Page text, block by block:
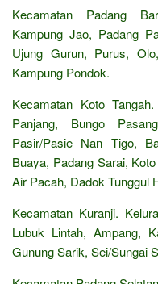
Kecamatan Padang
Kampung Jao, Padang
Ujung Gurun, Purus,
Kampung Pondok.
Kecamatan Koto
Panjang, Bungo
Pasir/Pasie Nan Tigo,
Buaya, Padang Sarai,
Air Pacah, Dadok Tunggul
Kecamatan Kuranji.
Lubuk Lintah, Ampang,
Gunung Sarik, Sei/Sungai